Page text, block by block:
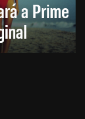
a Prime